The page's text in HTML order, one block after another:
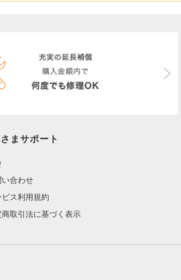
まサポート
い合わせ
ビス利用規約
商取引法に基づく表示